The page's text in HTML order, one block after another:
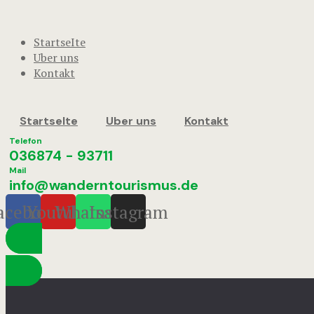
StartseIte
Uber uns
Kontakt
StartseIte Uber uns Kontakt
Telefon
036874 - 93711
Mail
info@wanderntourismus.de
Youtube
Whatsapp
Instagram